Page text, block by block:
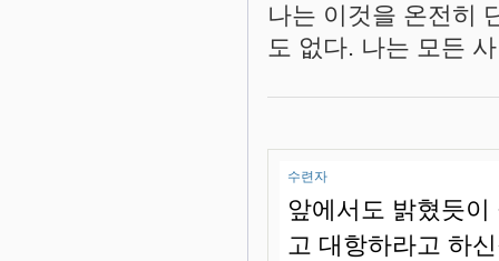
나는 이것을 온전히
도 없다. 나는 모든
수련자
앞에서도 밝혔듯
고 대항하라고 하